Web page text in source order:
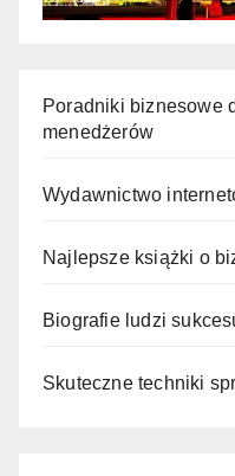
Poradniki biznesowe
menedżerów
Wydawnictwo
Najlepsze książki o
Biografie ludzi
Skuteczne techniki